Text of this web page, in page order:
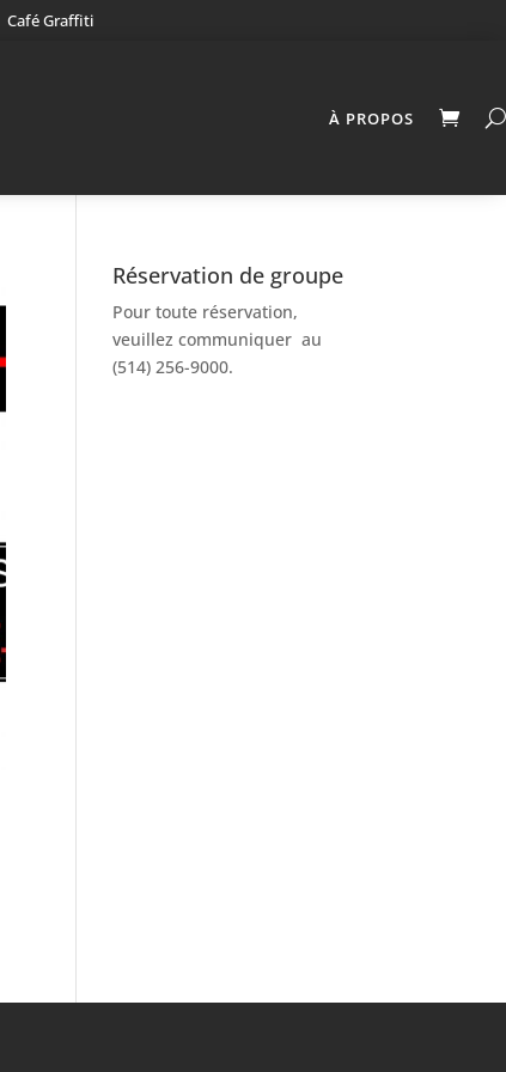
Café Graffiti
À PROPOS
Réservation de groupe
Pour toute réservation,
veuillez communiquer au
(514) 256-9000.